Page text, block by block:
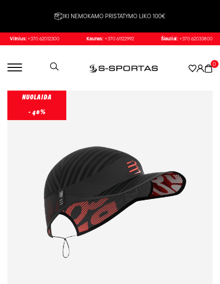
IKI NEMOKAMO PRISTATYMO LIKO 100€
Vilnius: +370 62012300 Kaunas: +370 61122992 Šiauliai: +370 62033800
0
NUOLAIDA
- 40%